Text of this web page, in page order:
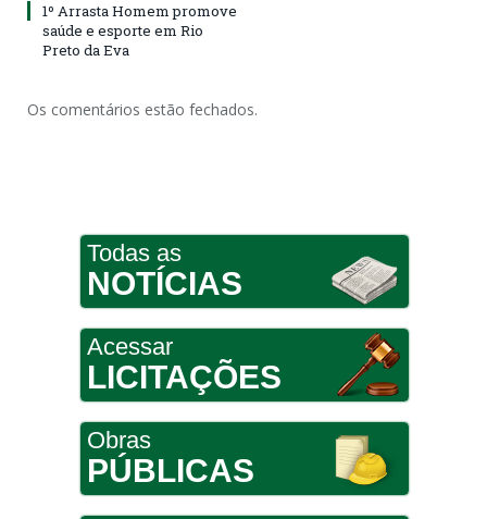
1º Arrasta Homem promove
saúde e esporte em Rio
Preto da Eva
Os comentários estão fechados.
Todas as
NOTÍCIAS
Acessar
LICITAÇÕES
Obras
PÚBLICAS